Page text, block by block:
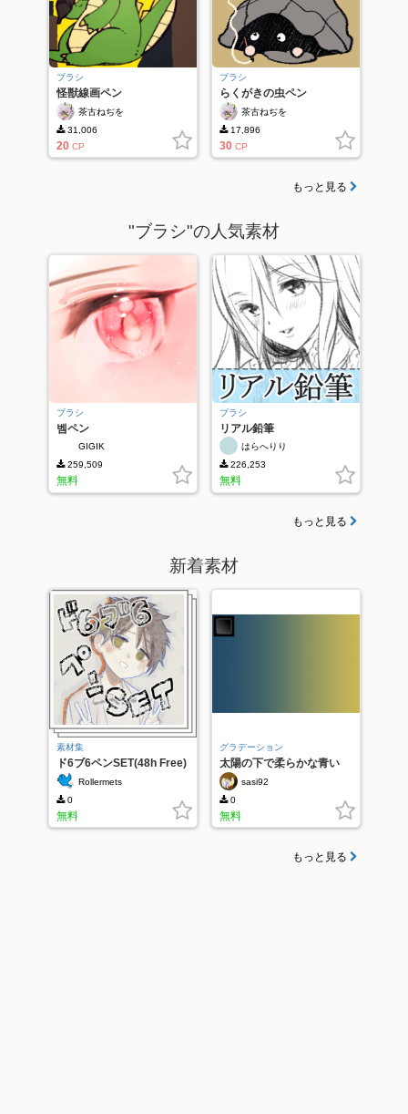
ブラシ
怪獣線画ペン
茶古ねぢを
31,006
20 CP
ブラシ
らくがきの虫ペン
茶古ねぢを
17,896
30 CP
もっと見る
"ブラシ"の人気素材
ブラシ
벰ペン
GIGIK
259,509
無料
ブラシ
リアル鉛筆
はらへりり
226,253
無料
もっと見る
新着素材
素材集
ド6ブ6ペンSET(48h Free)
Rollermets
0
無料
グラデーション
太陽の下で柔らかな青い
sasi92
0
無料
もっと見る